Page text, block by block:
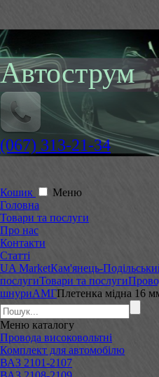
Автострум
(067) 313-21-34
Кошик
Меню
Головна
Товари та послуги
Про нас
Контакти
Статті
UA MarketКам'янець-
послугиТовари та послуги
шнуриАМГПлетенка мідна 16
Меню каталогу
Провода високовольтні
Комплект для автомобілю
ВАЗ 2101-2107